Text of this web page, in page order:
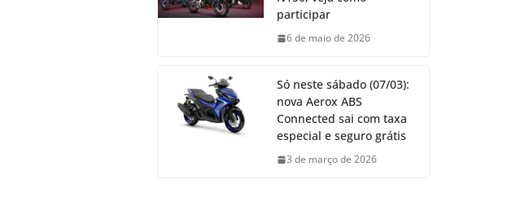
participar
6 de maio de 2026
Só neste sábado (07/03):
nova Aerox ABS
Connected sai com taxa
especial e seguro grátis
3 de março de 2026